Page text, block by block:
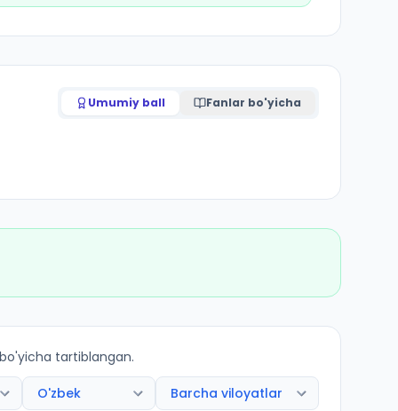
Umumiy ball Fanlar bo'yicha
tartiblangan.